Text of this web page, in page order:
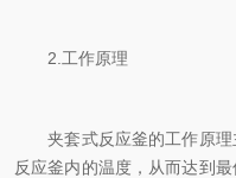
2.工作原理
夹套式反应釜的工作原理
反应釜内的温度，从而达到